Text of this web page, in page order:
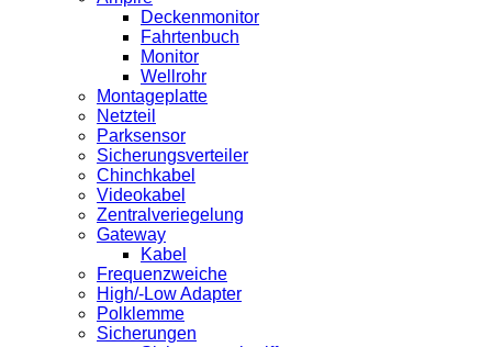
Deckenmonitor
Fahrtenbuch
Monitor
Wellrohr
Montageplatte
Netzteil
Parksensor
Sicherungsverteiler
Chinchkabel
Videokabel
Zentralveriegelung
Gateway
Kabel
Frequenzweiche
High/-Low Adapter
Polklemme
Sicherungen